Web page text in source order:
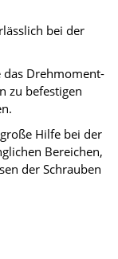
bei der
Drehmoment-
zu befestigen
Hilfe bei der
Bereichen,
der Schrauben